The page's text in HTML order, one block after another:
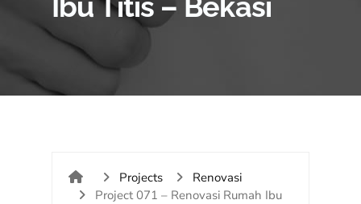
Projects
Renovasi
Project 071 – Renovasi Rumah Ibu